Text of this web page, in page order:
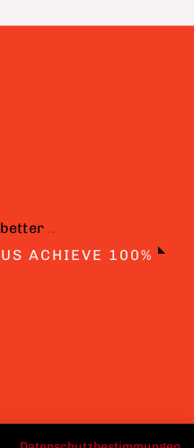
...
ACHIEVE 100%